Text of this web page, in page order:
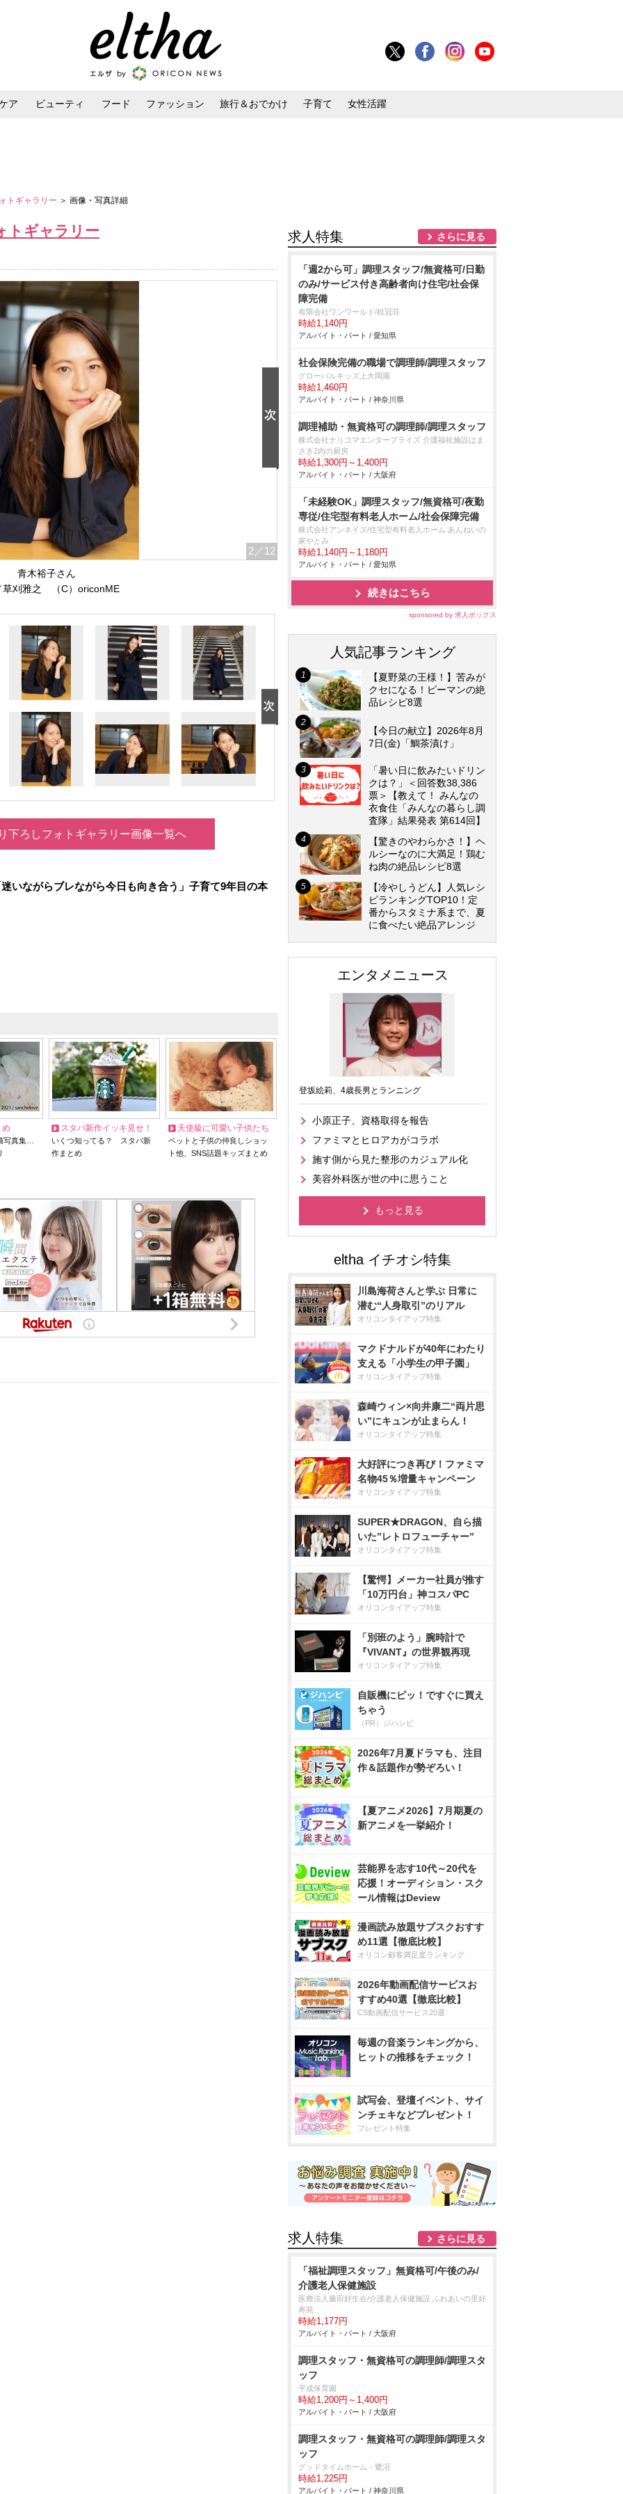
ア ビューティ フード ファッション 旅行＆おでかけ 子育て 女性活躍
トギャラリー ＞ 画像・写真詳細
トギャラリー
2 ／12
青木裕子さん
草刈雅之 （C）oriconME
下ろしフォトギャラリー画像一覧へ
いながらブレながら今日も向き合う」子育て9年目の本
め
写真集…
スタバ新作イッキ見せ！
いくつ知ってる？ スタバ新
作まとめ
天使級に可愛い子供たち
ペットと子供の仲良しショッ
ト他、SNS話題キッズまとめ
求人特集 さらに見る
「週2から可」調理スタッフ/無資格可/日勤
のみ/サービス付き高齢者向け住宅/社会保
障完備
有限会社ワンワールド/桂冠荘
時給1,140円
アルバイト・パート / 愛知県
社会保険完備の職場で調理師/調理スタッフ
グローバルキッズ上大岡園
時給1,460円
アルバイト・パート / 神奈川県
調理補助・無資格可の調理師/調理スタッフ
株式会社ナリコマエンタープライズ 介護福祉施設はま
さき2内の厨房
時給1,300円～1,400円
アルバイト・パート / 大阪府
「未経験OK」調理スタッフ/無資格可/夜勤
専従/住宅型有料老人ホーム/社会保障完備
株式会社アンネイズ/住宅型有料老人ホーム あんねいの
家やとみ
時給1,140円～1,180円
アルバイト・パート / 愛知県
続きはこちら
sponsored by 求人ボックス
人気記事ランキング
【夏野菜の王様！】苦みが
クセになる！ピーマンの絶
品レシピ8選
【今日の献立】2026年8月
7日(金)「鯛茶漬け」
「暑い日に飲みたいドリン
クは？」＜回答数38,386
票＞【教えて！ みんなの
衣食住「みんなの暮らし調
査隊」結果発表 第614回】
【驚きのやわらかさ！】ヘ
ルシーなのに大満足！鶏む
ね肉の絶品レシピ8選
【冷やしうどん】人気レシ
ピランキングTOP10！定
番からスタミナ系まで、夏
に食べたい絶品アレンジ
エンタメニュース
登坂絵莉、4歳長男とランニング
小原正子、資格取得を報告
ファミマとヒロアカがコラボ
施す側から見た整形のカジュアル化
美容外科医が世の中に思うこと
もっと見る
川島海荷さんと学ぶ 日常に
潜む“人身取引”のリアル
オリコンタイアップ特集
マクドナルドが40年にわたり
支える「小学生の甲子園」
オリコンタイアップ特集
森崎ウィン×向井康二“両片思
い”にキュンが止まらん！
オリコンタイアップ特集
大好評につき再び！ファミマ
名物45％増量キャンペーン
オリコンタイアップ特集
SUPER★DRAGON、自ら描
いた”レトロフューチャー”
オリコンタイアップ特集
【驚愕】メーカー社員が推す
「10万円台」神コスパPC
オリコンタイアップ特集
「別班のよう」腕時計で
『VIVANT』の世界観再現
オリコンタイアップ特集
自販機にピッ！ですぐに買え
ちゃう
（PR）ジハンピ
2026年7月夏ドラマも、注目
作＆話題作が勢ぞろい！
【夏アニメ2026】7月期夏の
新アニメを一挙紹介！
芸能界を志す10代～20代を
応援！オーディション・スク
ール情報はDeview
漫画読み放題サブスクおすす
め11選【徹底比較】
オリコン顧客満足度ランキング
2026年動画配信サービスお
すすめ40選【徹底比較】
CS動画配信サービス20選
毎週の音楽ランキングから、
ヒットの推移をチェック！
試写会、登壇イベント、サイ
ンチェキなどプレゼント！
プレゼント特集
求人特集 さらに見る
「福祉調理スタッフ」無資格可/午後のみ/
介護老人保健施設
医療法人藤田好生会/介護老人保健施設 ふれあいの里好
寿苑
時給1,177円
アルバイト・パート / 大阪府
調理スタッフ・無資格可の調理師/調理スタ
ッフ
平成保育園
時給1,200円～1,400円
アルバイト・パート / 大阪府
調理スタッフ・無資格可の調理師/調理スタ
ッフ
グッドタイムホーム・鷺沼
時給1,225円
アルバイト・パート / 神奈川県